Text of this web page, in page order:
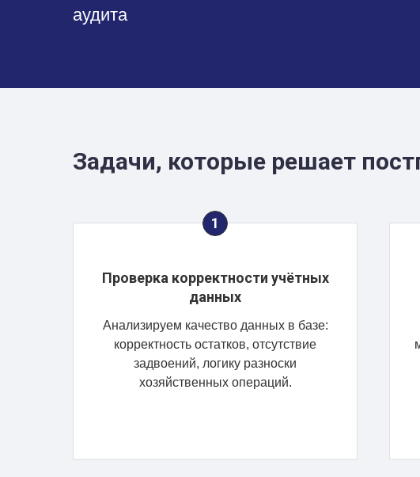
аудита
Задачи, которые решает
Проверка корректности учётных
данных
Анализируем качество данных в базе:
корректность остатков, отсутствие
задвоений, логику разноски
хозяйственных операций.